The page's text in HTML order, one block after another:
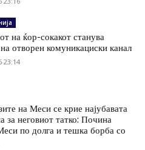
на ќор-сокакот станува
отворен комуникациски канал
23:14
на Меси се крие најубавата
за неговиот татко: Почина
по долга и тешка борба со